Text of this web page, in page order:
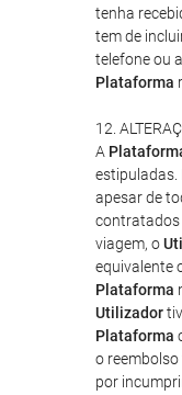
tenha
tem de
telefone ou
Plataforma
12.
A
estipuladas.
apesar de
contratados
viagem, o
equivalente
Plataforma
Utilizador
Plataforma
o
por